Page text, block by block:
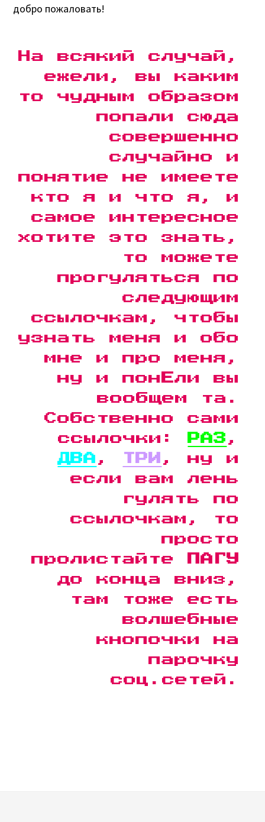
добро пожаловать!
На всякий случай,
ежели, вы каким
то чудным образом
попали сюда
совершенно
случайно и
понятие не имеете
кто я и что я, и
самое интересное
хотите это знать,
то можете
прогуляться по
следующим
ссылочкам, чтобы
узнать меня и обо
мне и про меня,
ну и пон Ели вы
вообщем та.
Собственно сами
ссылочки:
РАЗ ,
ДВА , ТРИ , ну и
если вам лень
гулять по
ссылочкам, то
просто
пролистайте
ПАГУ
до конца вниз,
там тоже есть
волшебные
кнопочки на
парочку
соц.сетей.